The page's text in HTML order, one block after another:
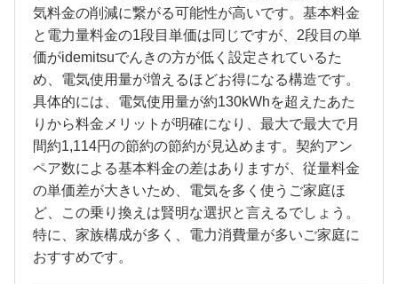
気料金の削減に繋がる可能性が高いです。基本料金
と電力量料金の1段目単価は同じですが、2段目の単
価がidemitsuでんきの方が低く設定されているた
め、電気使用量が増えるほどお得になる構造です。
具体的には、電気使用量が約130kWhを超えたあた
りから料金メリットが明確になり、最大で最大で月
間約1,114円の節約の節約が見込めます。契約アン
ペア数による基本料金の差はありますが、従量料金
の単価差が大きいため、電気を多く使うご家庭ほ
ど、この乗り換えは賢明な選択と言えるでしょう。
特に、家族構成が多く、電力消費量が多いご家庭に
おすすめです。